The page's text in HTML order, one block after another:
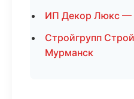
ИП Декор Люкс —
Стройгрупп
Мурманск